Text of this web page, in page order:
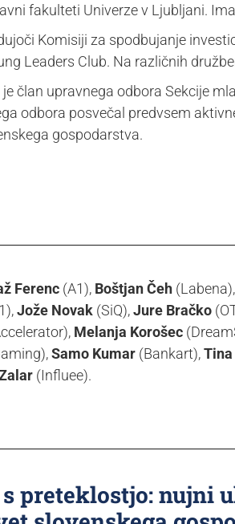
fakulteti Univerze v Ljubljani.
Komisiji za spodbujanje
Leaders Club. Na različnih
je član upravnega odbora Sekcije
odbora posvečal predvsem
gospodarstva.
Ferenc (A1), Boštjan Čeh (Labena),
Jože Novak (SiQ),Jure Bračko
Melanja Korošec
Samo Kumar (Bankart),
(Influee).
preteklostjo: nujni